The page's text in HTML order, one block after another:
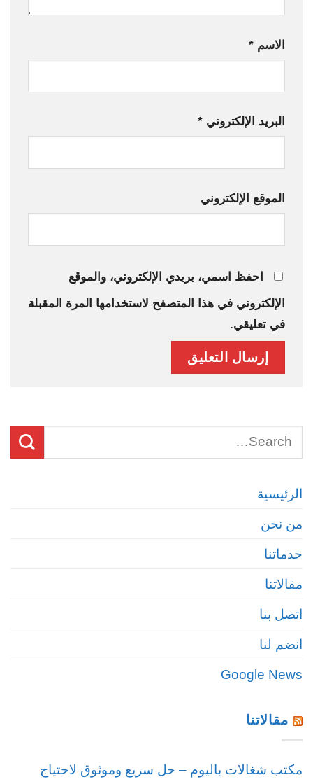
الرئيسية
من نحن
خدماتنا
مقالاتنا
اتصل بنا
انضم لنا
Google News
مقالاتنا
مكتب شغالات باليوم – حل سريع وموثوق لاحتياج
الاسم *
البريد الإلكتروني *
الموقع الإلكتروني
احفظ اسمي، بريدي الإلكتروني، والموقع
الإلكتروني في هذا المتصفح لاستخدامها المرة المقبلة
في تعليقي.